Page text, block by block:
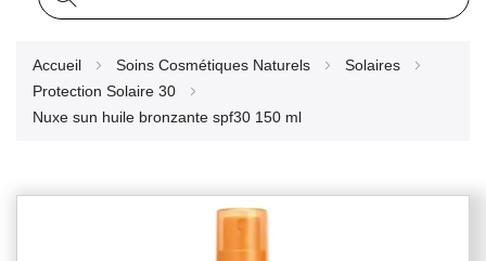
Accueil Soins Cosmétiques Naturels
Solaires
Protection Solaire 30
Nuxe sun huile bronzante spf30 150 ml